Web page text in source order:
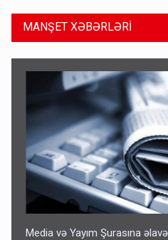
MANŞET XƏBƏRLƏRİ
Media və Yayım Şurasına